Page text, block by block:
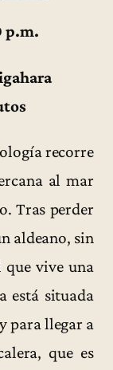
p.m.
recorre
al mar
Tras perder
aldeano, sin
vive una
está situada
para llegar a
que es